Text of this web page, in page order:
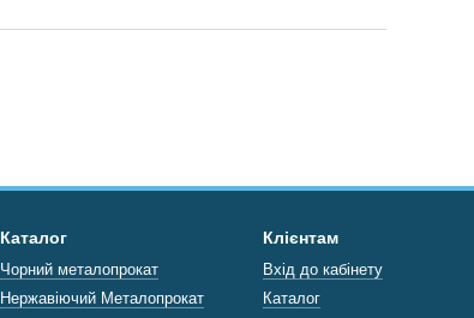
Каталог
Чорний металопрокат
Нержавіючий Металопрокат
Клієнтам
Вхід до кабінету
Каталог